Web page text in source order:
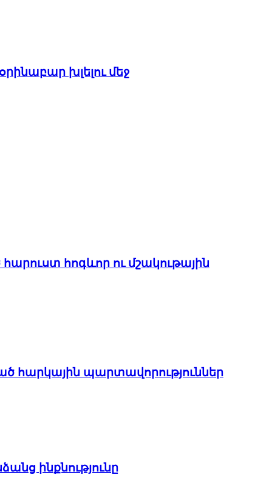
խլելու մեջ
հոգևոր ու մշակութային
հարկային պարտավորություններ
ինքնությունը